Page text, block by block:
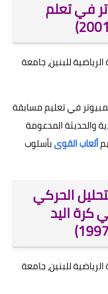
في تعلم
للبنين، جامعة
في تعليم مسابقة
والحديثة المدعومة
ألعاب القوىبأسلوب
الحركي
كرة اليد
للبنين، جامعة